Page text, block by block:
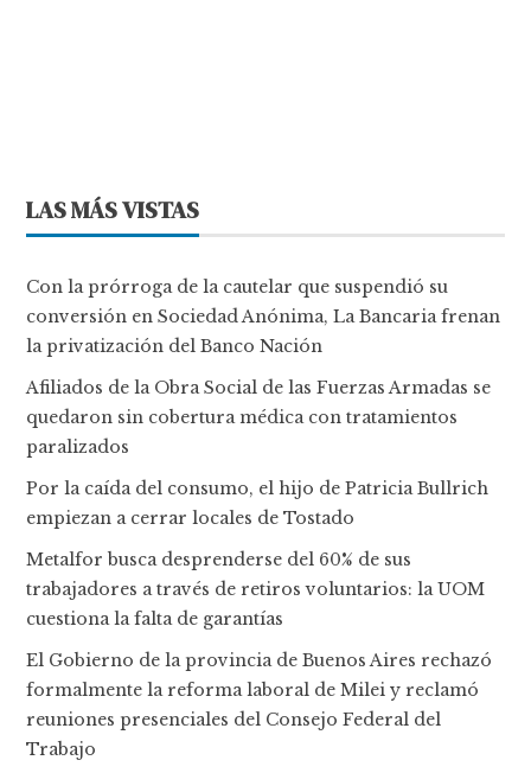
LAS MÁS VISTAS
Con la prórroga de la cautelar que suspendió su
conversión en Sociedad Anónima, La Bancaria frenan
la privatización del Banco Nación
Afiliados de la Obra Social de las Fuerzas Armadas se
quedaron sin cobertura médica con tratamientos
paralizados
Por la caída del consumo, el hijo de Patricia Bullrich
empiezan a cerrar locales de Tostado
Metalfor busca desprenderse del 60% de sus
trabajadores a través de retiros voluntarios: la UOM
cuestiona la falta de garantías
El Gobierno de la provincia de Buenos Aires rechazó
formalmente la reforma laboral de Milei y reclamó
reuniones presenciales del Consejo Federal del
Trabajo